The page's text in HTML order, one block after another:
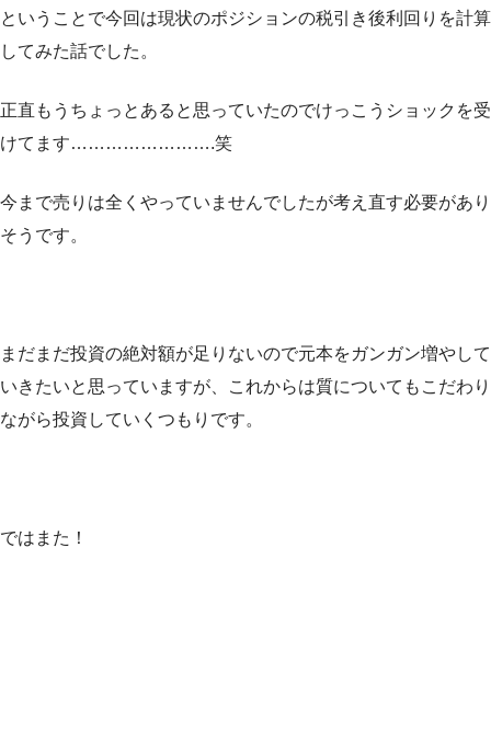
ということで今回は現状のポジションの税引き後利回りを計算
してみた話でした。
正直もうちょっとあると思っていたのでけっこうショックを受
けてます…………………….笑
今まで売りは全くやっていませんでしたが考え直す必要があり
そうです。
まだまだ投資の絶対額が足りないので元本をガンガン増やして
いきたいと思っていますが、これからは質についてもこだわり
ながら投資していくつもりです。
ではまた！